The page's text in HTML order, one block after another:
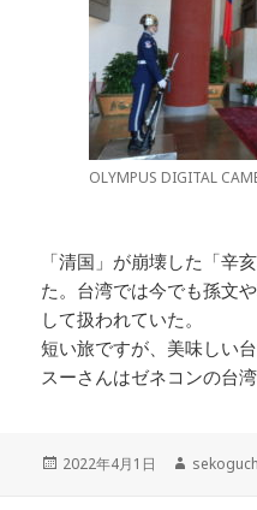
OLYMPUS DIGITAL
「清国」が崩壊した「辛
た。台湾では今でも孫文
して扱われていた。
短い旅ですが、美味しい
スーさんはゼネコンの台湾
投
2022年4月1日
作